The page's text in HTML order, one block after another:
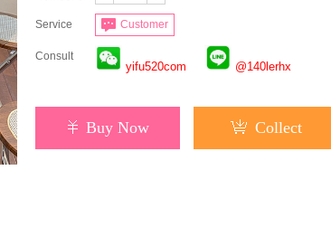
Service Customer
Consult
yifu520com @140lerhx
Buy Now Collect